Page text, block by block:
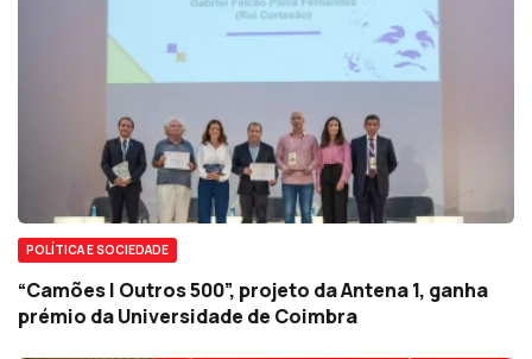
POLÍTICA E SOCIEDADE
“Camões | Outros 500”, projeto da Antena 1, ganha
prémio da Universidade de Coimbra